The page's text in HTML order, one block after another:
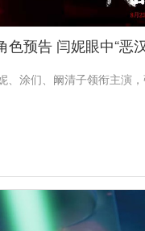
预告 闫妮眼中“恶
、涂们、阚清子领衔主演